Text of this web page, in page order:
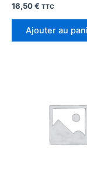
16,50€ TTC
Ajouter au